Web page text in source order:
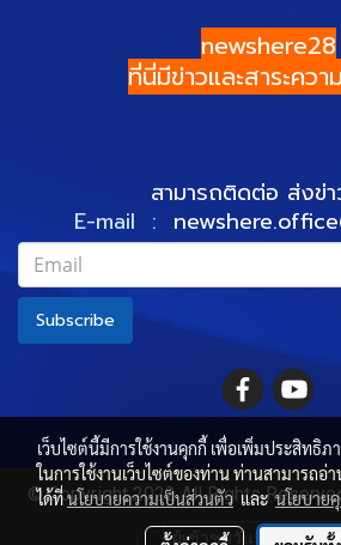
newshere28
ที่นี่มีข่าวและสาระควา
สามารถติดต่อ ส่งข่า
E-mail :
Subscribe
© Copyright 2022 All Rights
ผู้เข้าชมวันนี้
เว็บไซต์นี้มีการใช้งานคุกกี้ เพื่อเพิ่มประสิทธิ
ในการใช้งานเว็บไซต์ของท่าน ท่านสามารถอ่
ได้ที่นโยบายความเป็นส่วนตัวและนโยบาย